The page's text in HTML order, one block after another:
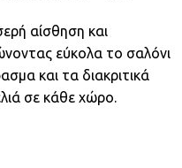
αίσθηση και
εύκολα το σαλόνι
και τα διακριτικά
σε κάθε χώρο.